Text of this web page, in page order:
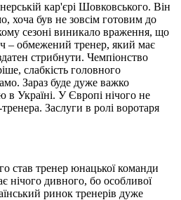
кар'єрі Шовковського. Він
хоча був не зовсім готовим до
сезоні виникало враження, що
– обмежений тренер, який має
стрибнути. Чемпіонство
слабкість головного
Зараз буде дуже важко
в Україні. У Європі нічого не
Заслуги в ролі воротаря
став тренер юнацької команди
нічого дивного, бо особливої
ринок тренерів дуже